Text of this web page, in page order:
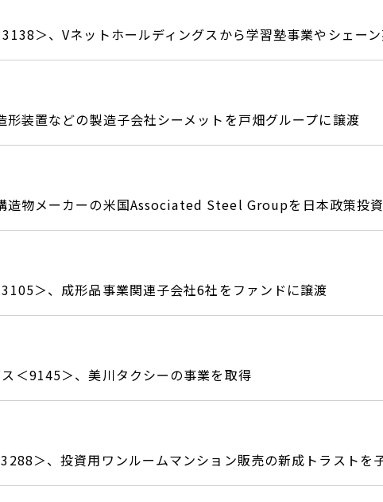
＞、Vネットホールディングスから学習塾事業やシェー
装置などの製造子会社シーメットを戸畑グループに譲渡
造物メーカーの米国Associated Steel Groupを日本政策投
＞、成形品事業関連子会社6社をファンドに譲渡
＜9145＞、美川タクシーの事業を取得
＞、投資用ワンルームマンション販売の新成トラストを